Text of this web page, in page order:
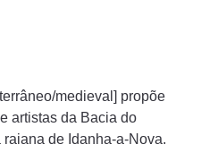
medieval] propõe
artistas da Bacia do
de Idanha-a-Nova,